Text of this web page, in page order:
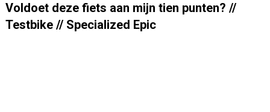
Voldoet deze fiets aan mijn tien punten? //
Testbike // Specialized Epic